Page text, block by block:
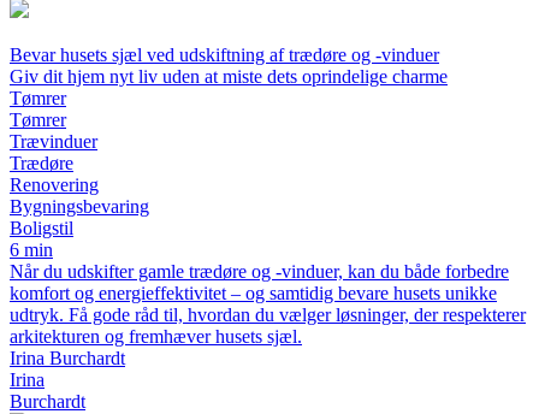
Bevar husets sjæl ved udskiftning af trædøre og -vinduer
Giv dit hjem nyt liv uden at miste dets oprindelige charme
Tømrer
Tømrer
Trævinduer
Trædøre
Renovering
Bygningsbevaring
Boligstil
6 min
Når du udskifter gamle trædøre og -vinduer, kan du både forbedre
komfort og energieffektivitet – og samtidig bevare husets unikke
udtryk. Få gode råd til, hvordan du vælger løsninger, der respekterer
arkitekturen og fremhæver husets sjæl.
Irina Burchardt
Irina
Burchardt